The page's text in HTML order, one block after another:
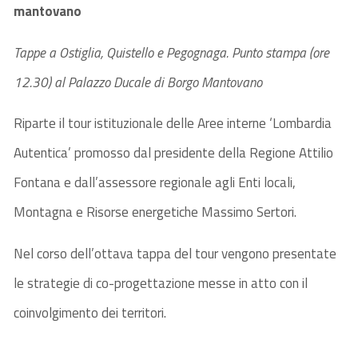
mantovano
Tappe a Ostiglia, Quistello e Pegognaga.Punto stampa (ore
12.30) al Palazzo Ducale di Borgo Mantovano
Riparte il tour istituzionale delle Aree interne ‘Lombardia
Autentica’ promosso dal presidente della Regione Attilio
Fontana e dall’assessore regionale agli Enti locali,
Montagna e Risorse energetiche Massimo Sertori.
Nel corso dell’ottava tappa del tour vengono presentate
le strategie di co-progettazione messe in atto con il
coinvolgimento dei territori.